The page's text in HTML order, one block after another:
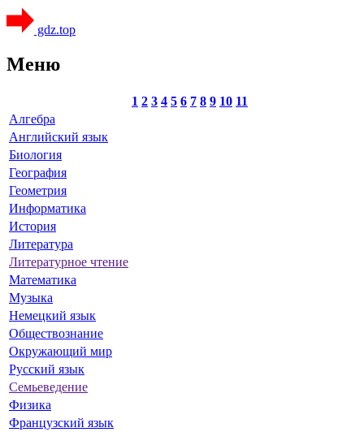
gdz.top
Меню
1 2 3 4 5 6 7 8 9 10 11
Алгебра
Английский язык
Биология
География
Геометрия
Информатика
История
Литература
Литературное чтение
Математика
Музыка
Немецкий язык
Обществознание
Окружающий мир
Русский язык
Семьеведение
Физика
Французский язык